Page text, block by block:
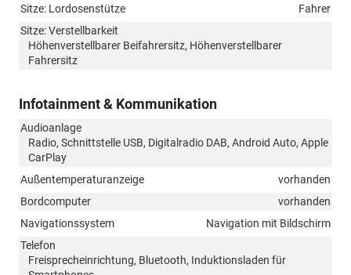
Sitze: Lordosenstütze
Fahrer
Sitze: Verstellbarkeit
Höhenverstellbarer Beifahrersitz, Höhenverstellbarer
Fahrersitz
Infotainment & Kommunikation
Audioanlage
Radio, Schnittstelle USB, Digitalradio DAB, Android Auto, Apple
CarPlay
Außentemperaturanzeige
vorhanden
Bordcomputer
vorhanden
Navigationssystem
Navigation mit Bildschirm
Telefon
Freisprecheinrichtung, Bluetooth, Induktionsladen für